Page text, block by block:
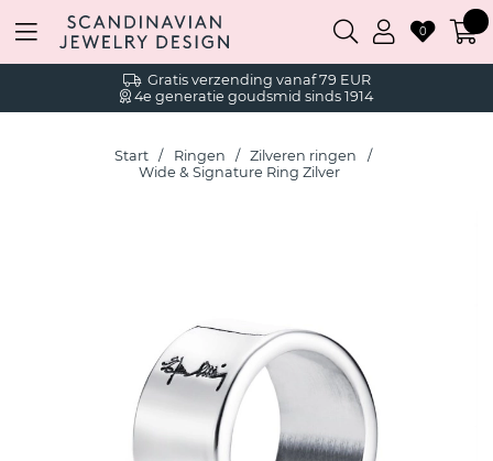
Gratis verzending vanaf 79 EUR
4e generatie goudsmid sinds 1914
0
Start Ringen
Zilveren ringen
Wide & Signature Ring Zilver